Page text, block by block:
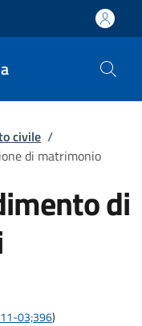
civile /
di matrimonio
di
03;396)